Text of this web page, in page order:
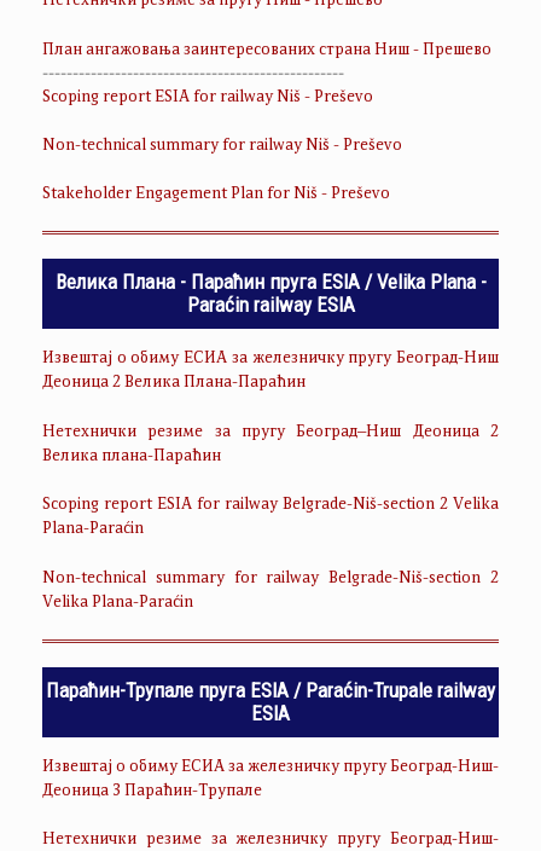
План ангажовања заинтересованих страна Ниш - Прешево
--------------------------------------------------
Scoping report ESIA for railway Niš - Preševo
Non-technical summary for railway Niš - Preševo
Stakeholder Engagement Plan for Niš - Preševo
Велика Плана - Параћин пруга ESIA / Velika Plana -
Paraćin railway ESIA
Извештај о обиму ЕСИА за железничку пругу Београд-Ниш
Деоница 2 Велика Плана-Параћин
Нетехнички резиме за пругу Београд–Ниш Деоница 2
Велика плана-Параћин
Scoping report ESIA for railway Belgrade-Niš-section 2 Velika
Plana-Paraćin
Non-technical summary for railway Belgrade-Niš-section 2
Velika Plana-Paraćin
Параћин-Трупале пруга ESIA / Paraćin-Trupale railway
ESIA
Извештај о обиму ЕСИА за железничку пругу Београд-Ниш-
Деоница 3 Параћин-Трупале
Нетехнички резиме за железничку пругу Београд-Ниш-